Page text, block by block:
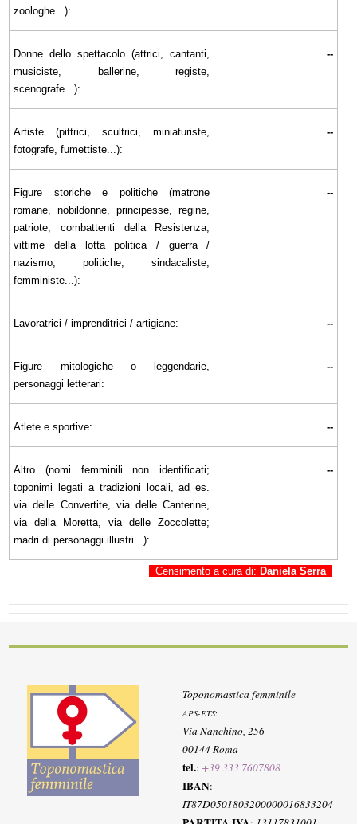
zoologhe...):
Donne dello spettacolo (attrici, cantanti,
musiciste, ballerine, registe,
scenografe...):
--
Artiste (pittrici, scultrici, miniaturiste,
fotografe, fumettiste...):
--
Figure storiche e politiche (matrone
romane, nobildonne, principesse, regine,
patriote, combattenti della Resistenza,
vittime della lotta politica / guerra /
nazismo, politiche, sindacaliste,
femministe...):
--
Lavoratrici / imprenditrici / artigiane: --
Figure mitologiche o leggendarie,
personaggi letterari:
--
Atlete e sportive: --
Altro (nomi femminili non identificati;
toponimi legati a tradizioni locali, ad es.
via delle Convertite, via delle Canterine,
via della Moretta, via delle Zoccolette;
madri di personaggi illustri...):
--
Censimento a cura di: Daniela Serra
Toponomastica femminile
APS-ETS:
Via Nanchino, 256
00144 Roma
tel.:+39 333 7607808
IBAN:
IT87D0501803200000016833204